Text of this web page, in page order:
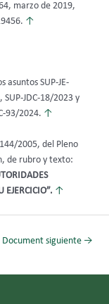
marzo de 2019,
↑
asuntos SUP-JE-
SUP-JDC-18/2023 y
93/2024. ↑
2005, del Pleno
de rubro y texto:
EJERCICIO”. ↑
Document siguiente →